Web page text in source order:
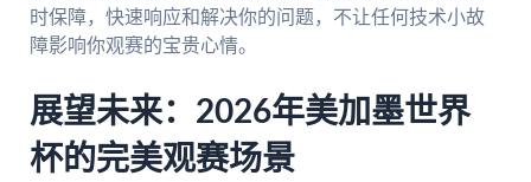
时保障，快速响应和解决你的问题，不让任何技术小故
障影响你观赛的宝贵心情。
展望未来：2026年美加墨世界
杯的完美观赛场景